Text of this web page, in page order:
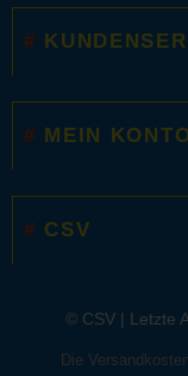
MEIN KONTO
CSV
© CSV | Letzte
Die